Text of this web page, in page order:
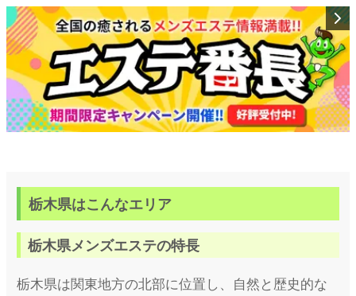
上記が兼用のご利用になります!!
栃木県はこんなエリア
栃木県メンズエステの特長
栃木県は関東地方の北部に位置し、自然と歴史的な